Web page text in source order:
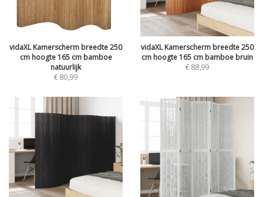
vidaXL Kamerscherm breedte 250
cm hoogte 165 cm bamboe
natuurlijk
€80,99
vidaXL Kamerscherm breedte 250
cm hoogte 165 cm bamboe bruin
€88,99